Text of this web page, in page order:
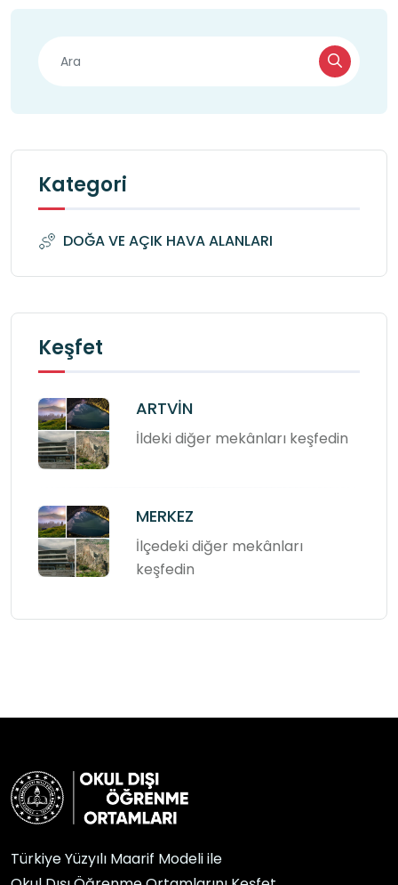
Kategori
DOĞA VE AÇIK HAVA ALANLARI
Keşfet
ARTVİN
İldeki diğer mekânları keşfedin
MERKEZ
İlçedeki diğer mekânları
keşfedin
Türkiye Yüzyılı Maarif Modeli ile